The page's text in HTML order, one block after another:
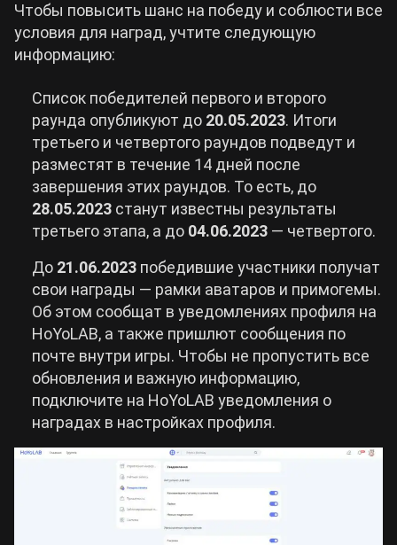
Чтобы повысить шанс на победу и соблюсти все
условия для наград, учтите следующую
информацию:
Список победителей первого и второго
раунда опубликуют до 20.05.2023. Итоги
третьего и четвертого раундов подведут и
разместят в течение 14 дней после
завершения этих раундов. То есть, до
28.05.2023 станут известны результаты
третьего этапа, а до 04.06.2023 — четвертого.
До 21.06.2023 победившие участники получат
свои награды — рамки аватаров и примогемы.
Об этом сообщат в уведомлениях профиля на
HoYoLAB, а также пришлют сообщения по
почте внутри игры. Чтобы не пропустить все
обновления и важную информацию,
подключите на HoYoLAB уведомления о
наградах в настройках профиля.